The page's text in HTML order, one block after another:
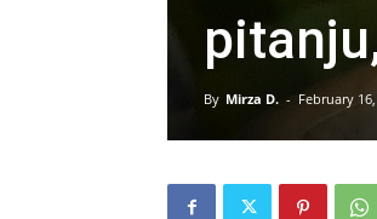
By Mirza D. - February